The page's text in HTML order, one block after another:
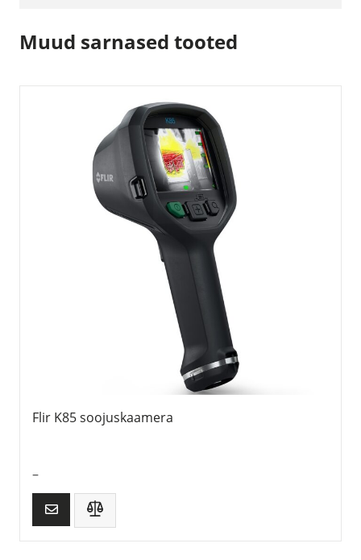
Muud sarnased tooted
Flir K85 soojuskaamera
–